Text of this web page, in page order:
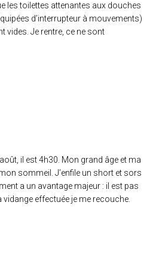
les toilettes attenantes aux douches
d’interrupteur à mouvements)
vides. Je rentre, ce ne sont
il est 4h30. Mon grand âge et ma
sommeil. J’enfile un short et sors
a un avantage majeur : il est pas
effectuée je me recouche.